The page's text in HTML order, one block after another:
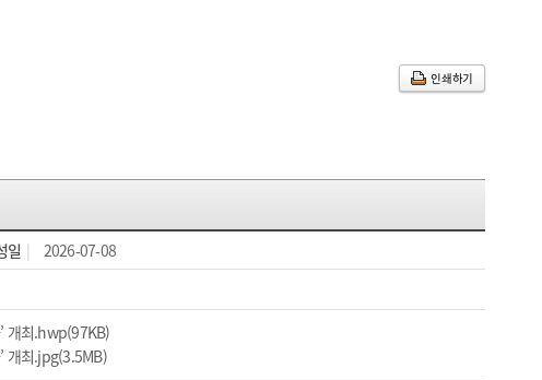
인쇄하기
일 |
2026-07-08
개최.hwp(97KB)
개최.jpg(3.5MB)